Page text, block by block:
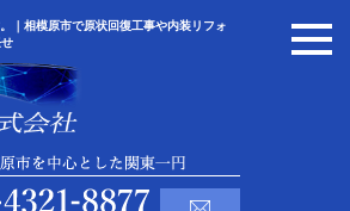
｜相模原市で原状回復工事や内装リフォ